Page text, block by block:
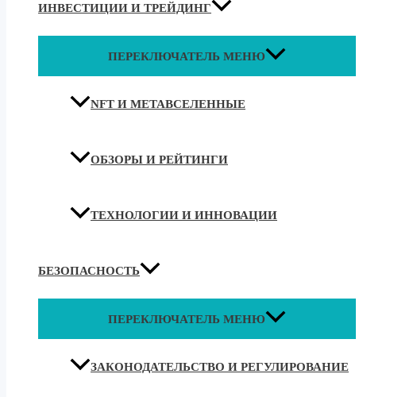
ИНВЕСТИЦИИ И ТРЕЙДИНГ
ПЕРЕКЛЮЧАТЕЛЬ МЕНЮ
NFT И МЕТАВСЕЛЕННЫЕ
ОБЗОРЫ И РЕЙТИНГИ
ТЕХНОЛОГИИ И ИННОВАЦИИ
БЕЗОПАСНОСТЬ
ПЕРЕКЛЮЧАТЕЛЬ МЕНЮ
ЗАКОНОДАТЕЛЬСТВО И РЕГУЛИРОВАНИЕ